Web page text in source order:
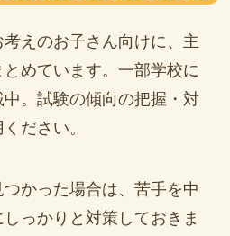
えのお子さん向けに、主
めています。一部学校に
。試験の傾向の把握・対
ださい。
かった場合は、苦手を中
っかりと対策しておきま